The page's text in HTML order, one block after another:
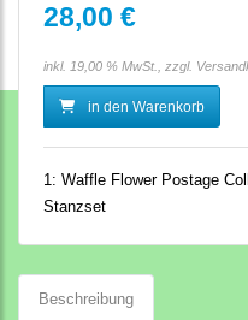
28,00 €
inkl. 19,00 % MwSt., zzgl.
in den Warenkorb
1: Waffle Flower Postage
Stanzset
Beschreibung